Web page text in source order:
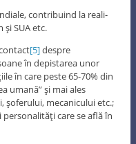
contribuind la reali-
şi SUA etc.
[5]despre
în depistarea unor
în care peste 65-70% din
umană” şi mai ales
mecanicului etc.;
care se află în